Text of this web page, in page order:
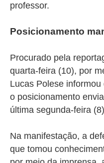
professor.
Posicionamento
Procurado pela
quarta-feira (10), por
Lucas Polese
o posicionamento
última segunda-feira
Na manifestação, a
que tomou